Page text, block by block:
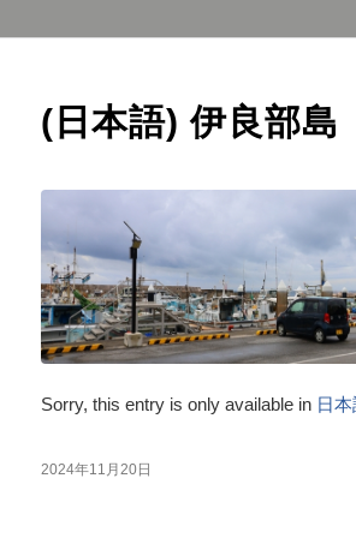
(日本語) 伊良部島
Sorry, this entry is only available in 日
2024年11月20日